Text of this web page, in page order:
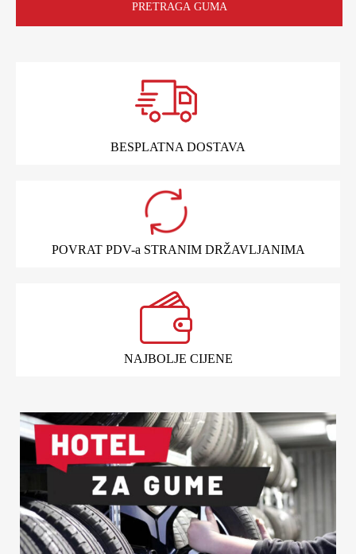
PRETRAGA GUMA
BESPLATNA DOSTAVA
POVRAT PDV-a STRANIM DRŽAVLJANIMA
NAJBOLJE CIJENE